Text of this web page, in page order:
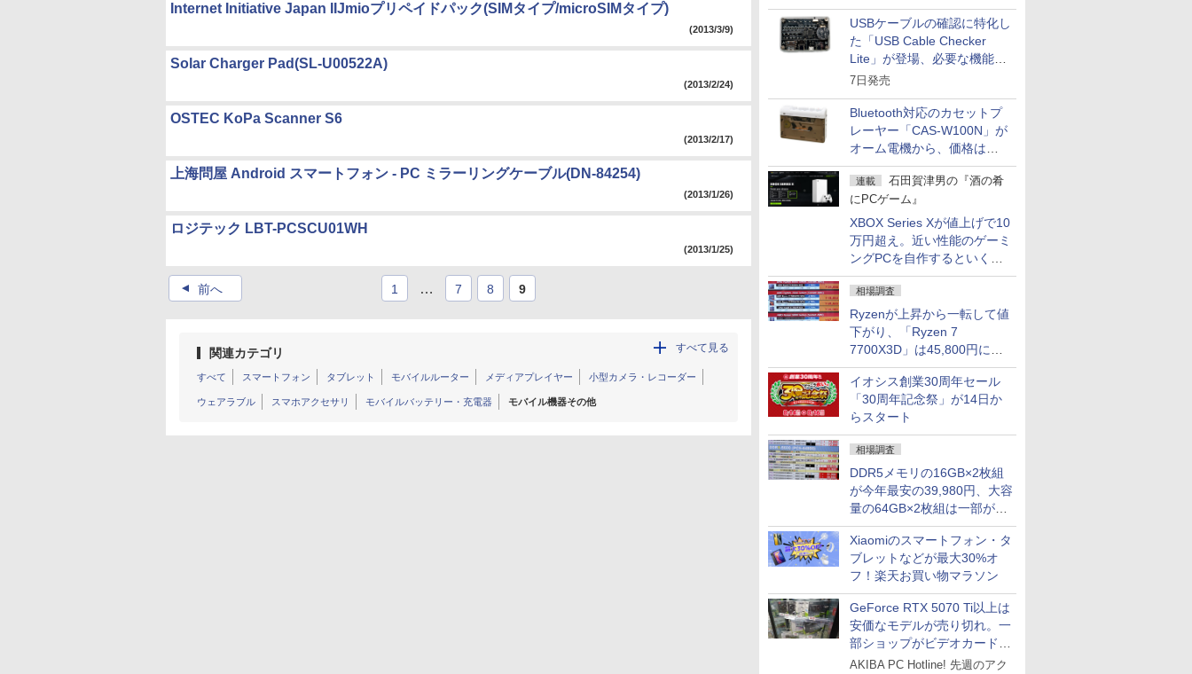
りや屋台グルメなどもあり
USBケーブルの確認に特化し
た「USB Cable Checker
Lite」が登場、必要な機能を
凝縮しコンパクトに
7日発売
Bluetooth対応のカセットプ
レーヤー「CAS-W100N」が
オーム電機から、価格は
5,940円
連載
石田賀津男の『酒の肴
にPCゲーム』
XBOX Series Xが値上げで10
万円超え。近い性能のゲーミ
ングPCを自作するといくら
になる？
相場調査
Ryzenが上昇から一転して値
下がり、「Ryzen 7
7700X3D」は45,800円に急
落し「Ryzen 7 7800X3D」
との価格逆転解消 [8月前半の
CPU価格]
イオシス創業30周年セール
「30周年記念祭」が14日か
らスタート
相場調査
DDR5メモリの16GB×2枚組
が今年最安の39,980円、大容
量の64GB×2枚組は一部が続
騰 [8月前半のメモリ価格]
Xiaomiのスマートフォン・タ
ブレットなどが最大30%オ
フ！楽天お買い物マラソン
GeForce RTX 5070 Ti以上は
安価なモデルが売り切れ。一
部ショップがビデオカードの
購入制限を実施したニュース
AKIBA PC Hotline! 先週のアク
Internet Initiative Japan IIJmioプリペイドパック(SIMタイプ/microSIMタイプ)
(2013/3/9)
Solar Charger Pad(SL-U00522A)
(2013/2/24)
OSTEC KoPa Scanner S6
(2013/2/17)
上海問屋 Android スマートフォン - PC ミラーリングケーブル(DN-84254)
(2013/1/26)
ロジテック LBT-PCSCU01WH
(2013/1/25)
▲ 前へ 1 … 7 8 9
関連カテゴリ すべて見る
すべて スマートフォン タブレット モバイルルーター メディアプレイヤー 小型カメラ・レコーダー
ウェアラブル スマホアクセサリ モバイルバッテリー・充電器 モバイル機器その他